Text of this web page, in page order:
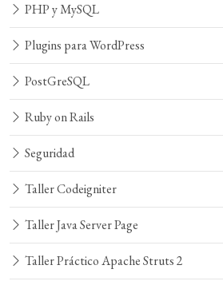
PHP y MySQL
Plugins para WordPress
PostGreSQL
Ruby on Rails
Seguridad
Taller Codeigniter
Taller Java Server Page
Taller Práctico Apache Struts 2